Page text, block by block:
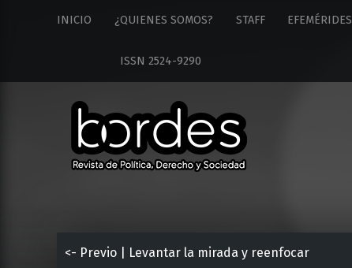
INICIO ¿QUIENES SOMOS? STAFF EFEMÉRIDES
ISSN 2524-9290
<- Previo | Levantar la mirada y reenfocar